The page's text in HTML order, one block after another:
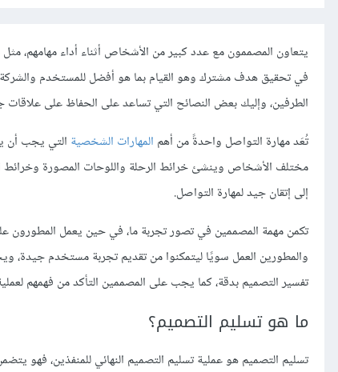
يتعاون المصممون مع عدد كبير من الأشخاص أثناء أداء مهامهم،
في تحقيق هدف مشترك وهو القيام بما هو أفضل للمستخدم
الطرفين، وإليك بعض النصائح التي تساعد على الحفاظ على علاقات
تُعَد مهارة التواصل واحدةً من أهم المهارات الشخصية التي يجب أن
مختلف الأشخاص وينشئ خرائط الرحلة واللوحات المصورة وخرائط
إلى إتقان جيد لمهارة التواصل.
تكمن مهمة المصممين في تصور تجربة ما، في حين يعمل المطورون
والمطورين العمل سويًا ليتمكنوا من تقديم تجربة مستخدم جيدة،
تفسير التصميم بدقة، كما يجب على المصممين التأكد من فهمهم
ما هو تسليم التصميم؟
تسليم التصميم هو عملية تسليم التصميم النهائي للمنفذين، فهو